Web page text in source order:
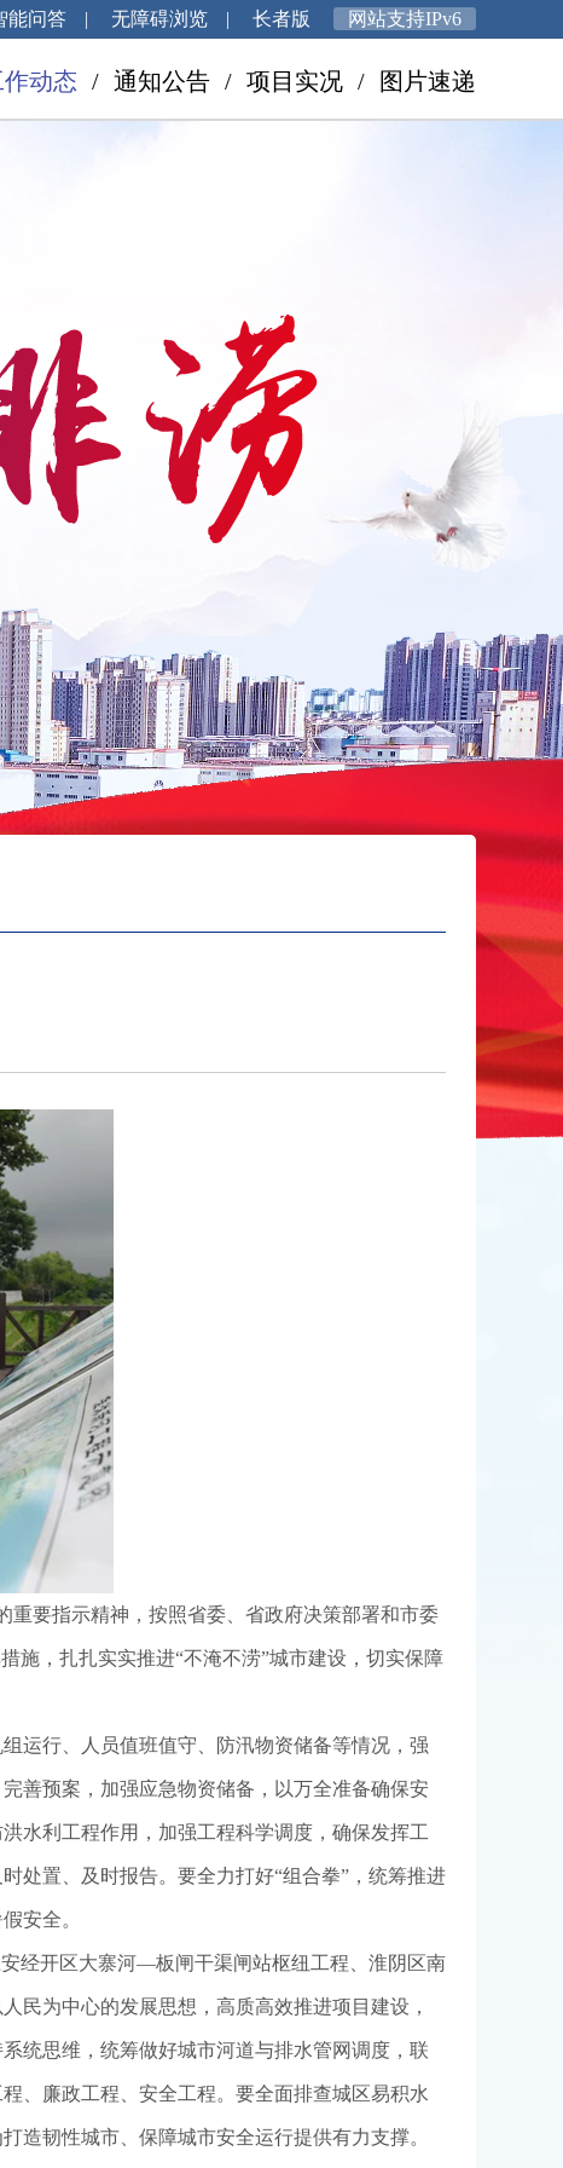
能问答 | 无障碍浏览 | 长者版 网站支持IPv6
作动态 / 通知公告 / 项目实况 / 图片速递
重要指示精神，按照省委、省政府决策部署和市委
施，扎扎实实推进“不淹不涝”城市建设，切实保障
运行、人员值班值守、防汛物资储备等情况，强
善预案，加强应急物资储备，以万全准备确保安
水利工程作用，加强工程科学调度，确保发挥工
处置、及时报告。要全力打好“组合拳”，统筹推进
安全。
经开区大寨河—板闸干渠闸站枢纽工程、淮阴区南
民为中心的发展思想，高质高效推进项目建设，
统思维，统筹做好城市河道与排水管网调度，联
、廉政工程、安全工程。要全面排查城区易积水
造韧性城市、保障城市安全运行提供有力支撑。